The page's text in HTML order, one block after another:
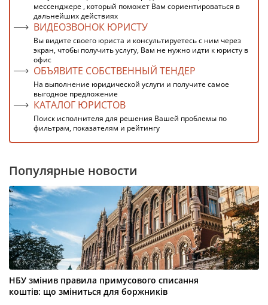
мессенджере , который поможет Вам сориентироваться в
дальнейших действиях
ВИДЕОЗВОНОК ЮРИСТУ
Вы видите своего юриста и консультируетесь с ним через
экран, чтобы получить услугу, Вам не нужно идти к юристу в
офис
ОБЪЯВИТЕ СОБСТВЕННЫЙ ТЕНДЕР
На выполнение юридической услуги и получите самое
выгодное предложение
КАТАЛОГ ЮРИСТОВ
Поиск исполнителя для решения Вашей проблемы по
фильтрам, показателям и рейтингу
Популярные новости
НБУ змінив правила примусового списання
коштів: що зміниться для боржників